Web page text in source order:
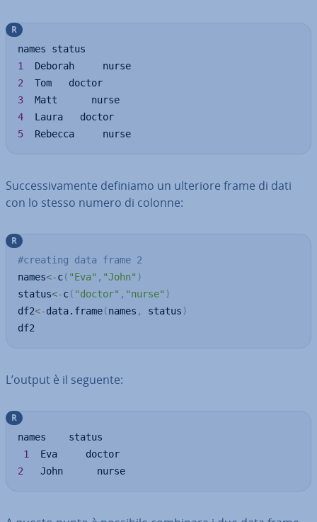
1
2
3
4
5
  Rebecca     nurse
R
Suc­ces­si­va­men­te definiamo un ulteriore frame di dati
con lo stesso numero di colonne:
#creating data frame 2
names<-c( "Eva" , "John" )
status<-c( "doctor" , "nurse" )
df2<-data.frame(names , status )
df2
R
L’output è il seguente:
names    status
1
2
   John      nurse
R